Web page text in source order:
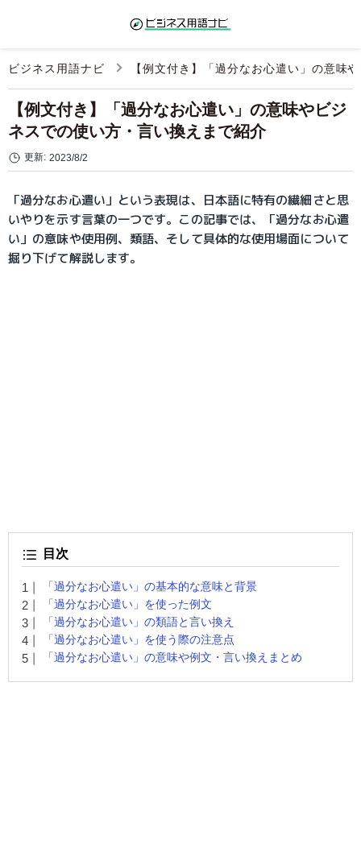
ビジネス用語ナビ 【例文付き】「過分なお心遣い」の意味
【例文付き】「過分なお心遣い」の意味やビジ
ネスでの使い方・言い換えまで紹介
更新: 2023/8/2
「過分なお心遣い」という表現は、日本語に特有の繊細さと思
いやりを示す言葉の一つです。この記事では、「過分なお心遣
い」の意味や使用例、類語、そして具体的な使用場面について
掘り下げて解説します。
目次
「過分なお心遣い」の基本的な意味と背景
「過分なお心遣い」を使った例文
「過分なお心遣い」の類語と言い換え
「過分なお心遣い」を使う際の注意点
「過分なお心遣い」の意味や例文・言い換えまとめ